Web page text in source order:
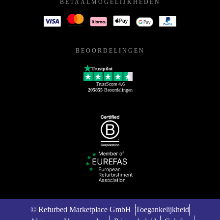
BETAALMOGELIJKHEDEN
BEOORDELINGEN
Trustpilot
TrustScore 4.6
205855Beoordelingen
© Refurbed Marketplace GmbH Toegankelijkheid